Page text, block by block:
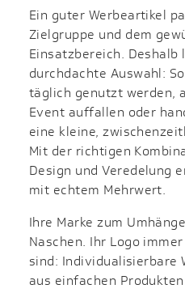
Ein guter Werbeartikel
Zielgruppe und dem
Einsatzbereich. Deshalb
durchdachte Auswahl:
täglich genutzt werden,
Event auffallen oder
eine kleine,
Mit der richtigen
Design und Veredelung
mit echtem Mehrwert.
Ihre Marke zum
Naschen. Ihr Logo
sind: Individualisierbare
aus einfachen